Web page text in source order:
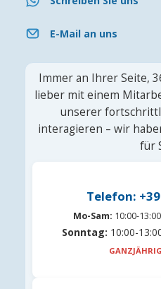
E-Mail an uns
Immer an Ihrer Seite,
lieber mit einem
unserer
interagieren – wir
für
Telefon:
Mo-Sam: 10:00-
Sonntag: 10:00-